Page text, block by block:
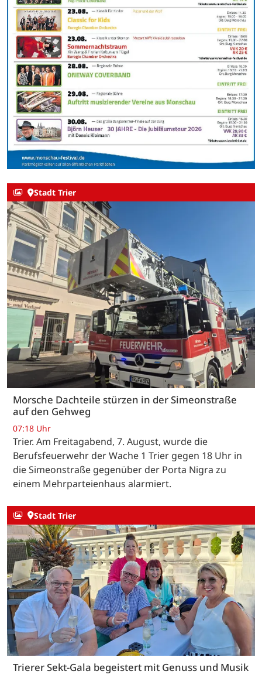
Stadt Trier
Morsche Dachteile stürzen in der Simeonstraße
auf den Gehweg
07:18 Uhr
Trier. Am Freitagabend, 7. August, wurde die
Berufsfeuerwehr der Wache 1 Trier gegen 18 Uhr in
die Simeonstraße gegenüber der Porta Nigra zu
einem Mehrparteienhaus alarmiert.
Stadt Trier
Trierer Sekt-Gala begeistert mit Genuss und Musik